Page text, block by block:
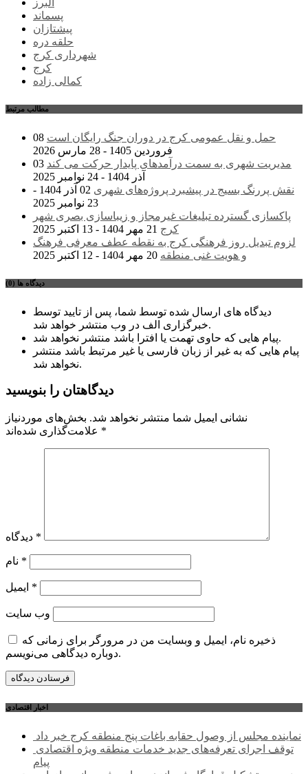
پسماند
پیشتازان
حلقه دره
شهرداری کرج
کرج
کمالی زاده
مطالب مرتبط
حمل و نقل عمومی کرج در دوران جنگ رایگان است 08
فروردین 1405 - 28 مارس 2026
مدیریت شهری به سمت درآمدهای پایدار حرکت می کند 03
آذر 1404 - 24 نوامبر 2025
نقش پررنگ بسیج در پیشبرد پروژه‌های شهری
02 آذر 1404 -
23 نوامبر 2025
پاکسازی گسترده تبلیغات غیرمجاز و زیباسازی بصری شهر
کرج 21 مهر 1404 - 13 اکتبر 2025
لزوم تبدیل روز فرهنگی کرج به نقطه عطف معرفی فرهنگ
و هویت غنی منطقه 20 مهر 1404 - 12 اکتبر 2025
دیدگاه ها (0)
دیدگاه های ارسال شده توسط شما، پس از تایید توسط
خبرگزاری الف در وب منتشر خواهد شد.
پیام هایی که حاوی تهمت یا افترا باشد منتشر نخواهد شد.
پیام هایی که به غیر از زبان فارسی یا غیر مرتبط باشد منتشر
نخواهد شد.
دیدگاهتان را بنویسید
نشانی ایمیل شما منتشر نخواهد شد. بخش‌های موردنیاز
*
*
*
*
وب‌ سایت
ذخیره نام، ایمیل و وبسایت من در مرورگر برای زمانی که
دوباره دیدگاهی می‌نویسم.
اخبار اقتصادی
نماینده مجلس از وصول حقابه باغات پنج منطقه کرج خبر داد
پیام